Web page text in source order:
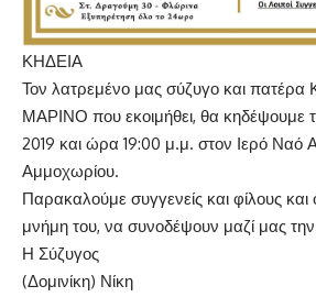
ΚΗΔΕΙΑ
Τον λατρεμένο μας σύζυγο και
ΜΑΡΙΝΟ που εκοιμήθει, θα κηδέψουμε
2019 και ώρα 19:00 μ.μ. στον Ιερό Ναό
Αμμοχωρίου.
Παρακαλούμε συγγενείς και φίλους και
μνήμη του, να συνοδέψουν μαζί μας
Η Σύζυγος
(Δομινίκη) Νίκη